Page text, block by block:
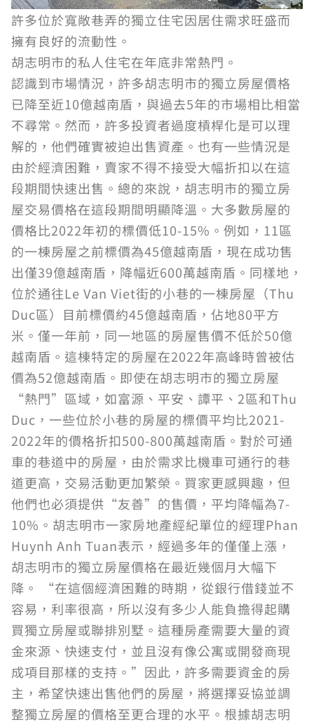
許多位於寬敞巷弄的獨立住宅因居住需求旺盛而
擁有良好的流動性。
胡志明市的私人住宅在年底非常熱門。
認識到市場情況，許多胡志明市的獨立房屋價格
已降至近10億越南盾，與過去5年的市場相比相當
不尋常。然而，許多投資者過度槓桿化是可以理
解的，他們確實被迫出售資產。也有一些情況是
由於經濟困難，賣家不得不接受大幅折扣以在這
段期間快速出售。總的來說，胡志明市的獨立房
屋交易價格在這段期間明顯降溫。大多數房屋的
價格比2022年初的標價低10-15%。例如，11區
的一棟房屋之前標價為45億越南盾，現在成功售
出僅39億越南盾，降幅近600萬越南盾。同樣地，
位於通往Le Van Viet街的小巷的一棟房屋（Thu
Duc區）目前標價約45億越南盾，佔地80平方
米。僅一年前，同一地區的房屋售價不低於50億
越南盾。這棟特定的房屋在2022年高峰時曾被估
價為52億越南盾。即使在胡志明市的獨立房屋
“熱門”區域，如富源、平安、譚平、2區和Thu
Duc，一些位於小巷的房屋的標價平均比2021-
2022年的價格折扣500-800萬越南盾。對於可通
車的巷道中的房屋，由於需求比機車可通行的巷
道更高，交易活動更加繁榮。買家更感興趣，但
他們也必須提供“友善”的售價，平均降幅為7-
10%。胡志明市一家房地產經紀單位的經理Phan
Huynh Anh Tuan表示，經過多年的僅僅上漲，
胡志明市的獨立房屋價格在最近幾個月大幅下
降。 “在這個經濟困難的時期，從銀行借錢並不
容易，利率很高，所以沒有多少人能負擔得起購
買獨立房屋或聯排別墅。這種房產需要大量的資
金來源、快速支付，並且沒有像公寓或開發商現
成項目那樣的支持。”因此，許多需要資金的房
主，希望快速出售他們的房屋，將選擇妥協並調
整獨立房屋的價格至更合理的水平。根據胡志明